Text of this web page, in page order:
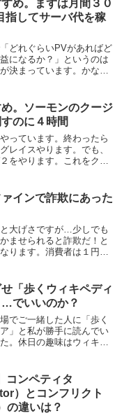
め。まずは月間３０
指してサーバ代を稼
どれぐらいPVがあればど
になるか？」というのは
決まっています。かなり
があるのと等しいという
。（G...
。ソーモンのクージ
のに４時間
っています。終わったら
レイスやります。でも、
をやります。これをクリ
って、つらい。親父と兄
）クージン...
インで詐欺にあった
大げさですが…少しでも
ませられると詐欺だ！と
ります。消費者は１円で
行ったところ2種類のティ
いました...
「歩くウィキペディ
でいいのか？
でご一緒した人に「歩く
」と私が勝手に読んでい
。休日の趣味はウィキペ
お金がなくて済む趣味と
コンペティタ
）とコンフリクト
の違いは？